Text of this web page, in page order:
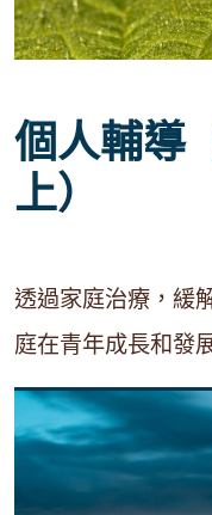
個人輔導
上）
透過家庭治療，緩
庭在青年成長和發